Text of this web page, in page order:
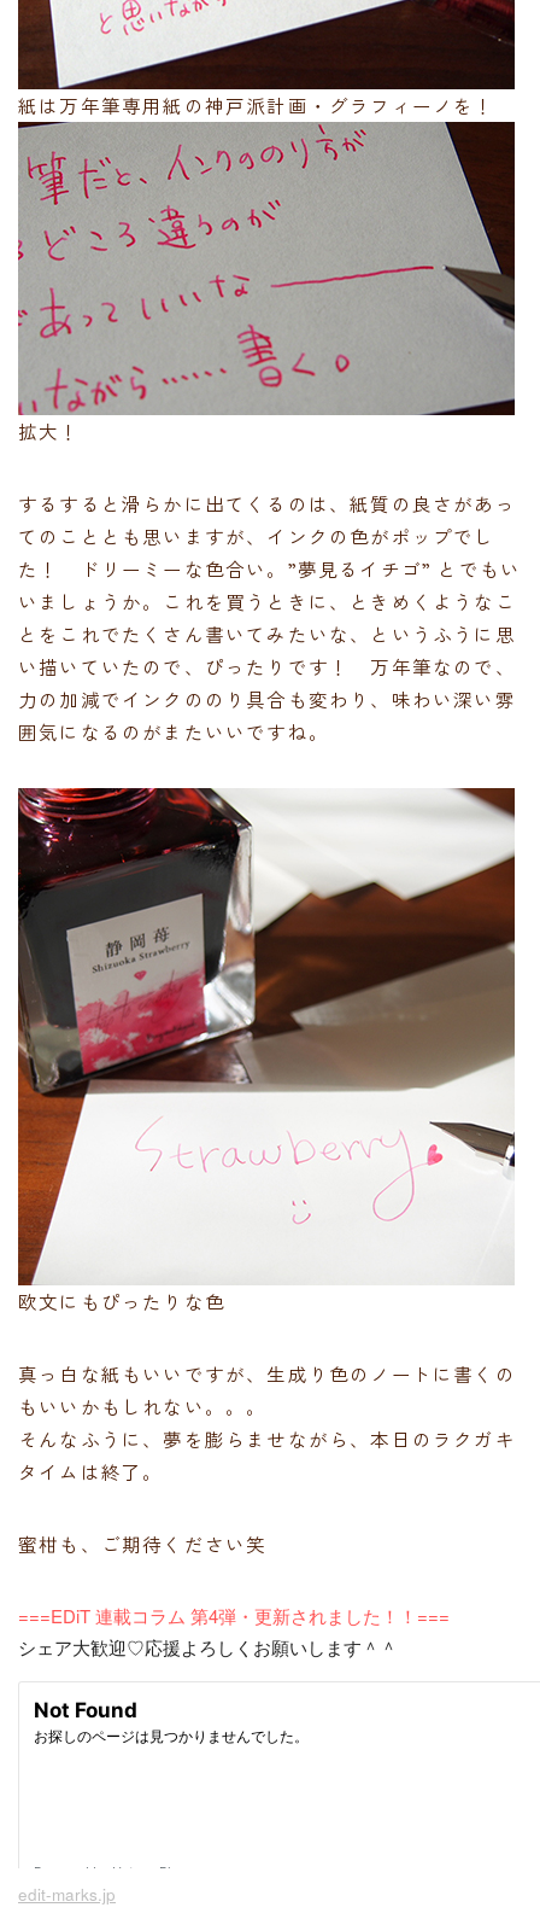
紙は万年筆専用紙の神戸派計画・グラフィーノを！
拡大！
するすると滑らかに出てくるのは、紙質の良さがあっ
てのこととも思いますが、インクの色がポップでし
た！ ドリーミーな色合い。”夢見るイチゴ” とでもい
いましょうか。これを買うときに、ときめくようなこ
とをこれでたくさん書いてみたいな、というふうに思
い描いていたので、ぴったりです！ 万年筆なので、
力の加減でインクののり具合も変わり、味わい深い雰
囲気になるのがまたいいですね。
欧文にもぴったりな色
真っ白な紙もいいですが、生成り色のノートに書くの
もいいかもしれない。。。
そんなふうに、夢を膨らませながら、本日のラクガキ
タイムは終了。
蜜柑も、ご期待ください笑
===EDiT 連載コラム 第4弾・更新されました！！===
シェア大歓迎♡応援よろしくお願いします＾＾
edit-marks.jp